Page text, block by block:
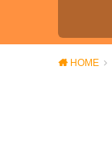
HOME